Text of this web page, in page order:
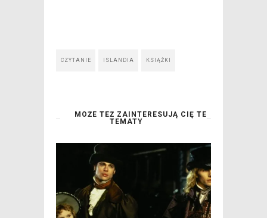
CZYTANIE ISLANDIA KSIĄŻKI
MOŻE TEŻ ZAINTERESUJĄ CIĘ TE
TEMATY